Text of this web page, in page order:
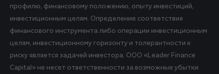
профилю, финансовому положению, опыту инвестиций,
инвестиционным целям. Определение соответствия
финансового инструмента либо операции инвестиционным
целям, инвестиционному горизонту и толерантности к
риску является задачей инвестора. ООО «Leader Finance
Capital» не несет ответственности за возможные убытки